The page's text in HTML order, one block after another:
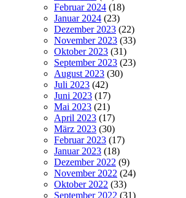
Februar 2024 (18)
Januar 2024 (23)
Dezember 2023 (22)
November 2023 (33)
Oktober 2023 (31)
September 2023 (23)
August 2023 (30)
Juli 2023 (42)
Juni 2023 (17)
Mai 2023 (21)
April 2023 (17)
März 2023 (30)
Februar 2023 (17)
Januar 2023 (18)
Dezember 2022 (9)
November 2022 (24)
Oktober 2022 (33)
September 2022 (31)